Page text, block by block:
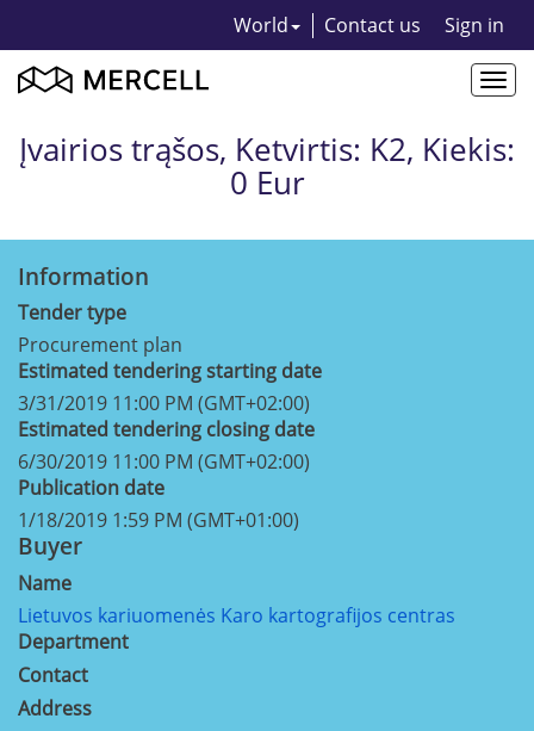
World Contact us Sign in
Įvairios trąšos, Ketvirtis: K2, Kiekis:
0 Eur
Information
Tender type
Procurement plan
Estimated tendering starting date
3/31/2019 11:00 PM (GMT+02:00)
Estimated tendering closing date
6/30/2019 11:00 PM (GMT+02:00)
Publication date
1/18/2019 1:59 PM (GMT+01:00)
Buyer
Name
Lietuvos kariuomenės Karo kartografijos centras
Department
Contact
Address